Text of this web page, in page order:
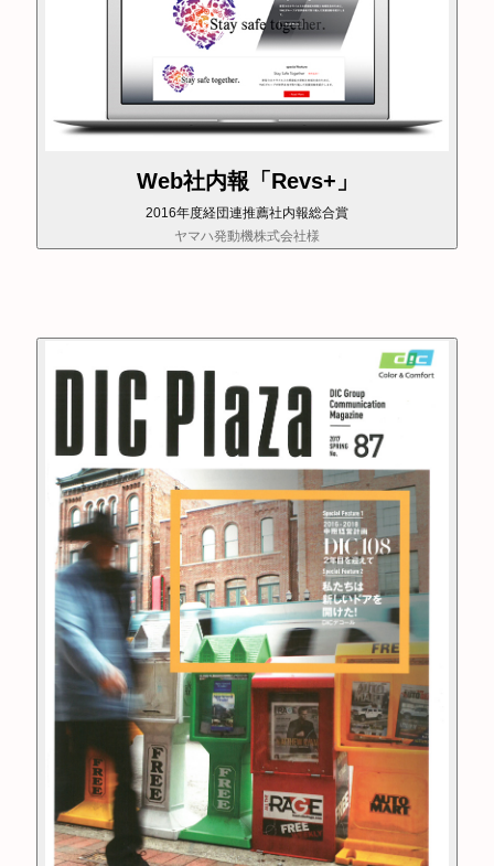
Web社内報「Revs+」
2016年度経団連推薦社内報総合賞
ヤマハ発動機株式会社様